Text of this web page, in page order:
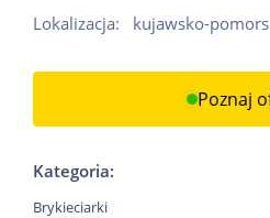
Lokalizacja: kujawsko-
Poznaj
Kategoria:
Brykieciarki